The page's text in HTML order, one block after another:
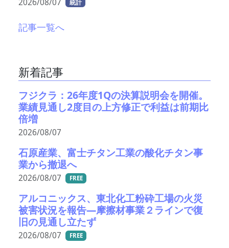
2026/08/07 統計
記事一覧へ
新着記事
フジクラ：26年度1Qの決算説明会を開催。
業績見通し2度目の上方修正で利益は前期比
倍増
2026/08/07
石原産業、富士チタン工業の酸化チタン事
業から撤退へ
2026/08/07 FREE
アルコニックス、東北化工粉砕工場の火災
被害状況を報告―摩擦材事業２ラインで復
旧の見通し立たず
2026/08/07 FREE